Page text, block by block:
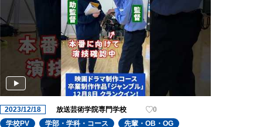
2023/12/18 放送芸術学院専門学校
0
学校PV
学部・学科・コース 先輩・OB・OG